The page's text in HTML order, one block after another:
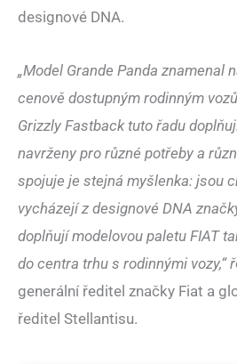
designové DNA.
„Model Grande Panda znamenal
cenově dostupným rodinným
Grizzly Fastback tuto řadu
navrženy pro různé potřeby a
spojuje je stejná myšlenka: jsou
vycházejí z designové DNA
doplňují modelovou paletu FIAT
do centra trhu s rodinnými vozy,“ ř
generální ředitel značky Fiat a
ředitel Stellantisu.